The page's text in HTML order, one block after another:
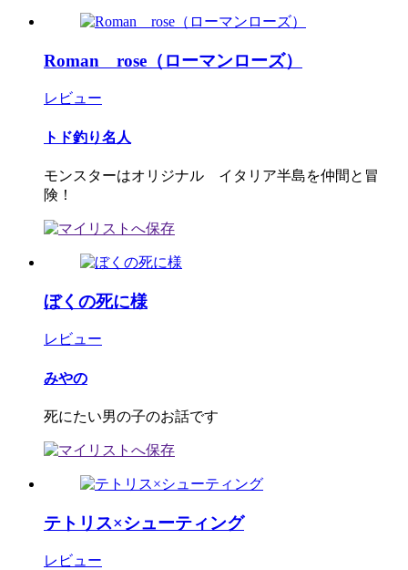
Roman rose（ローマンローズ）
レビュー
トド釣り名人
モンスターはオリジナル イタリア半島を仲間と冒
険！
ぼくの死に様
レビュー
みやの
死にたい男の子のお話です
テトリス×シューティング
レビュー